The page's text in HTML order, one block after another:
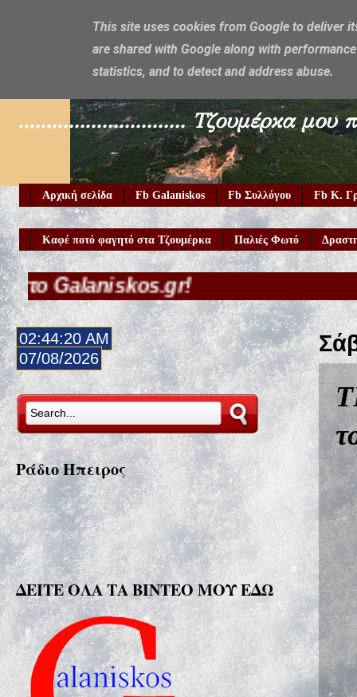
Galaniskos
.............................. Τζουμέρκα μου
Αρχική σελίδα Fb Galaniskos Fb Συλλόγου Fb Κ.
Καφέ ποτό φαγητό στα Τζουμέρκα Παλιές Φωτό
02:44:22 AM
07/08/2026
Ράδιο Ήπειρος
ΔΕΙΤΕ ΟΛΑ ΤΑ ΒΙΝΤΕΟ ΜΟΥ ΕΔΩ
This site uses cookies from Google to deliver
are shared with Google along with
statistics, and to detect and address abuse.